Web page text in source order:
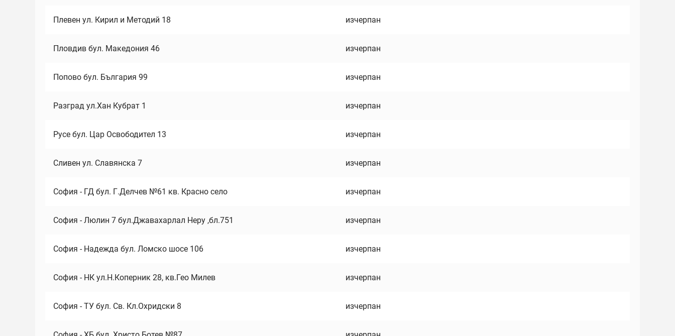
Плевен ул. Кирил и Методий 18 изчерпан
Пловдив бул. Македония 46 изчерпан
Попово бул. България 99 изчерпан
Разград ул.Хан Кубрат 1 изчерпан
Русе бул. Цар Освободител 13 изчерпан
Сливен ул. Славянска 7 изчерпан
София - ГД бул. Г.Делчев №61 кв. Красно село изчерпан
София - Люлин 7 бул.Джавахарлал Неру ,бл.751 изчерпан
София - Надежда бул. Ломско шосе 106 изчерпан
София - НК ул.Н.Коперник 28, кв.Гео Милев изчерпан
София - ТУ бул. Св. Кл.Охридски 8 изчерпан